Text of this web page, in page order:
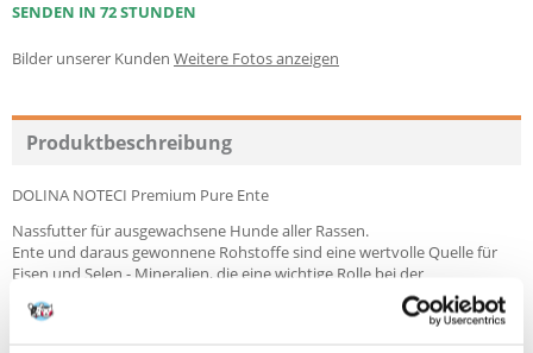
SENDEN IN 72 STUNDEN
Bilder unserer Kunden Weitere Fotos anzeigen
Produktbeschreibung
DOLINA NOTECI Premium Pure Ente
Nassfutter für ausgewachsene Hunde aller Rassen.
Ente und daraus gewonnene Rohstoffe sind eine wertvolle Quelle für
Eisen und Selen - Mineralien, die eine wichtige Rolle bei der
Aufrechterhaltung der normalen Blutfunktionen spielen und die
antioxidativen Eigenschaften der Körperflüssigkeiten stimulieren.